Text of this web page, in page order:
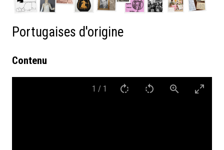
Portugaises d'origine
Contenu
1 / 1